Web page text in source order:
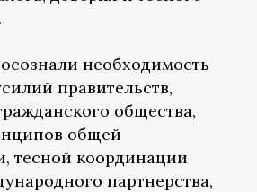
необходимость
правительств,
общества,
общей
тесной координации
партнерства,